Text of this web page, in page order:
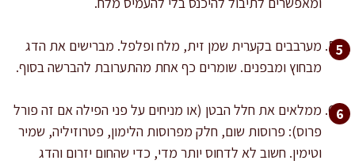
מערבבים בקערית שמן זית, מלח ופלפל. מברישים את הדג
מבחוץ ומבפנים. שומרים כף אחת מהתערובת להברשה בסוף.
ממלאים את חלל הבטן (או מניחים על פני הפילה אם זה פורל
פרוס): פרוסות שום, חלק מפרוסות הלימון, פטרוזיליה, שמיר
וטימין. חשוב לא לדחוס יותר מדי, כדי שהחום יזרום והדג